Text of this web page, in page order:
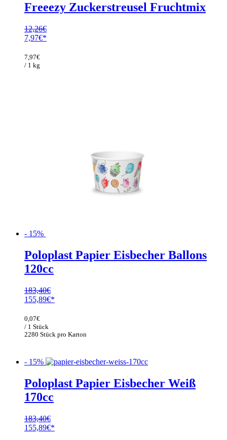
Freeezy Zuckerstreusel Fruchtmix
12,26€
Ursprünglicher
war:
12,26€
7,97€
7,97€
/ 1 kg
- 15%
Poloplast Papier Eisbecher Ballons
120cc
183,40€
Ursprünglicher
war:
183,40€
155,89€
2280 Stück pro Karton
0,07€
/ 1 Stück
- 15%
Poloplast Papier Eisbecher Weiß
170cc
183,40€
Ursprünglicher
155,89€